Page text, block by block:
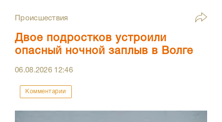
Происшествия
Двое подростков устроили
опасный ночной заплыв в Волге
06.08.2026 12:46
Комментарии